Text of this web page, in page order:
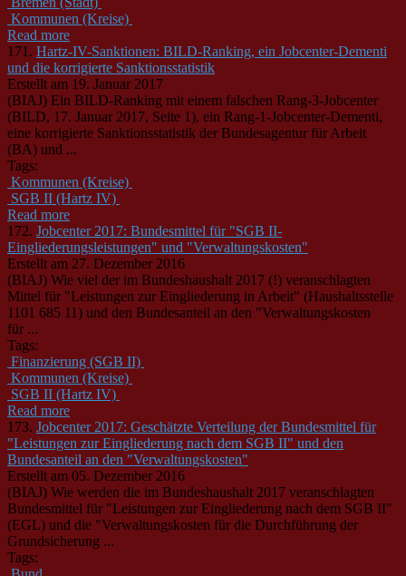
Kommunen (Kreise)
Read more
171. Hartz-IV-Sanktionen: BILD-Ranking, ein Jobcenter-Dementi
und die korrigierte Sanktionsstatistik
Erstellt am 19. Januar 2017
(BIAJ) Ein BILD-Ranking mit einem falschen Rang-3-Jobcenter
(BILD, 17. Januar 2017, Seite 1), ein Rang-1-Jobcenter-Dementi,
eine korrigierte Sanktionsstatistik der Bundesagentur für Arbeit
(BA) und ...
Tags:
Kommunen (Kreise)
SGB II (Hartz IV)
Read more
172. Jobcenter 2017: Bundesmittel für "SGB II-
Eingliederungsleistungen" und "Verwaltungskosten"
Erstellt am 27. Dezember 2016
(BIAJ) Wie viel der im Bundeshaushalt 2017 (!) veranschlagten
Mittel für "Leistungen zur Eingliederung in Arbeit" (Haushaltsstelle
1101 685 11) und den Bundesanteil an den "Verwaltungskosten
für ...
Tags:
Finanzierung (SGB II)
Kommunen (Kreise)
SGB II (Hartz IV)
Read more
173. Jobcenter 2017: Geschätzte Verteilung der Bundesmittel für
"Leistungen zur Eingliederung nach dem SGB II" und den
Bundesanteil an den "Verwaltungskosten"
Erstellt am 05. Dezember 2016
(BIAJ) Wie werden die im Bundeshaushalt 2017 veranschlagten
Bundesmittel für "Leistungen zur Eingliederung nach dem SGB II"
(EGL) und die "Verwaltungskosten für die Durchführung der
Grundsicherung ...
Tags: